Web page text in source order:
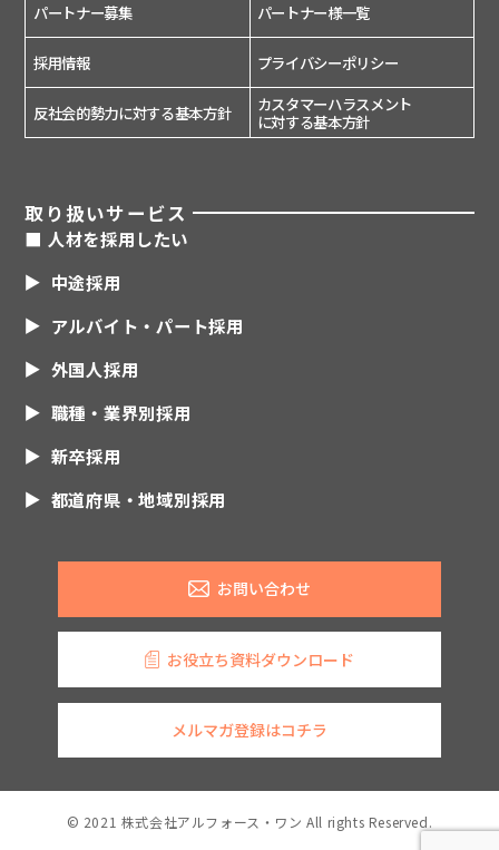
パートナー募集 パートナー様一覧
採用情報 プライバシーポリシー
反社会的勢力に対する基本方針
カスタマーハラスメント
に対する基本方針
取り扱いサービス
■ 人材を採用したい
中途採用
アルバイト・パート採用
外国人採用
職種・業界別採用
新卒採用
都道府県・地域別採用
お問い合わせ
お役立ち資料ダウンロード
メルマガ登録はコチラ
© 2021 株式会社アルフォース・ワン All rights Reserved.